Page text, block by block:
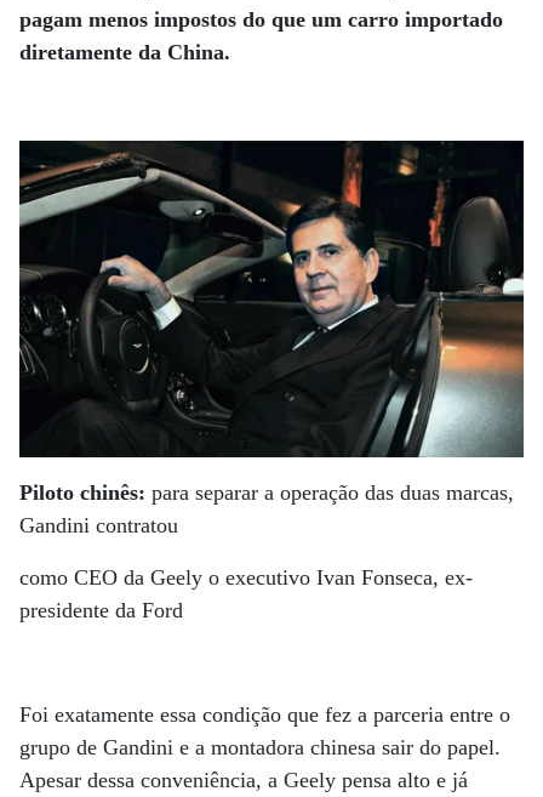
pagam menos impostos do que um carro importado
diretamente da China.
Piloto chinês: para separar a operação das duas marcas,
Gandini contratou
como CEO da Geely o executivo Ivan Fonseca, ex-
presidente da Ford
Foi exatamente essa condição que fez a parceria entre o
grupo de Gandini e a montadora chinesa sair do papel.
Apesar dessa conveniência, a Geely pensa alto e já